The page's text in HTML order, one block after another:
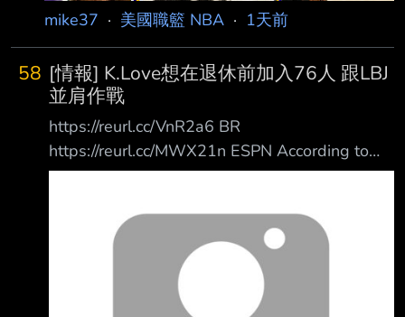
mike37 · 美國職籃 NBA · 1天前
58 [情報] K.Love想在退休前加入76人 跟LBJ
並肩作戰
https://reurl.cc/VnR2a6 BR
https://reurl.cc/MWX21n ESPN According to
ESPN's Dave McMenamin, Love has "interest"
had contact with Philadelphia 76ers officials
despite their roster already being at the